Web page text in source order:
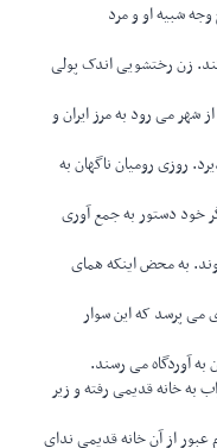
شبیه او و مرد
زن رختشویی اندک پولی
شهر می رود به مرز ایران و
روزی رومیان ناگهان به
خود دستور به جمع آوری
به محض اینکه همای
می پرسد که این سوار
به آوردگاه می رسند.
به خانه قدیمی رفته و زیر
از آن خانه قدیمی ندای